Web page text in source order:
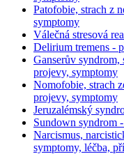
Patofobie, strach z
symptomy
Válečná stresová
Delirium tremens -
Ganserův syndrom,
projevy, symptomy
Nomofobie, strach
projevy, symptomy
Jeruzalémský
Sundown syndrom
Narcismus,
symptomy, léčba,